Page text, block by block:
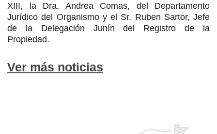
XIII, la Dra. Andrea Comas, del Departamento
Jurídico del Organismo y el Sr. Ruben Sartor, Jefe
de la Delegación Junín del Registro de la
Propiedad.
Ver más noticias